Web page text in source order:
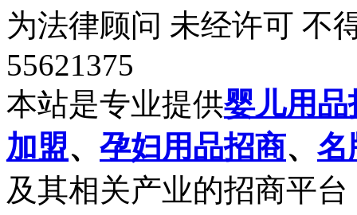
为法律顾问 未经许可 不
55621375
本站是专业提供婴儿用品
加盟、 孕妇用品招商、 名
及其相关产业的招商平台